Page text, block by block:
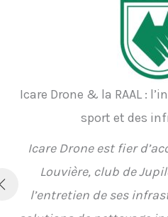
Icare Drone &
proposer aux
nettoyage